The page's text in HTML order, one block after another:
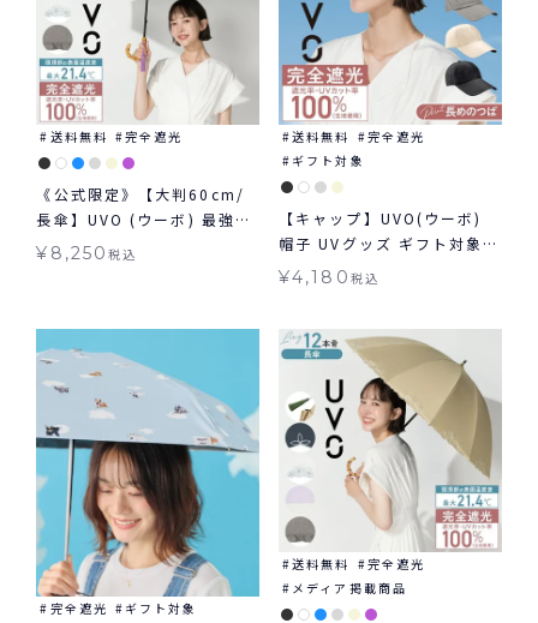
送料無料 完全遮光
《公式限定》【大判60cm/
長傘】UVO (ウーボ) 最強の
日傘 大きめタイプ ≪送料無
¥ 8,250税込
送料無料
完全遮光
ギフト対象
【キャップ】UVO(ウーボ)
帽子 UVグッズ ギフト対象
≪送料無料≫
¥4,180 税込
完全遮光 ギフト対象
送料無料
完全遮光
メディア掲載商品